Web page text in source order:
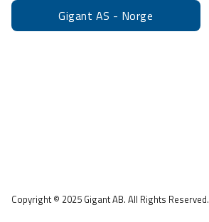
Gigant AS - Norge
Copyright © 2025 Gigant AB. All Rights Reserved.